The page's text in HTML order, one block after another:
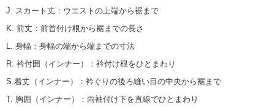
J. スカート丈 ： ウエストの上端から裾まで
K. 前丈 ： 前首付け根から裾までの長さ
L. 身幅 ： 身幅の端から端までの寸法
R. 衿付囲（インナー）
： 衿付け根をひとまわり
S.着丈（インナー）
： 衿ぐりの後ろ縫い目の中央から裾まで
T. 胸囲（インナー）
： 両袖付け下を直線でひとまわり